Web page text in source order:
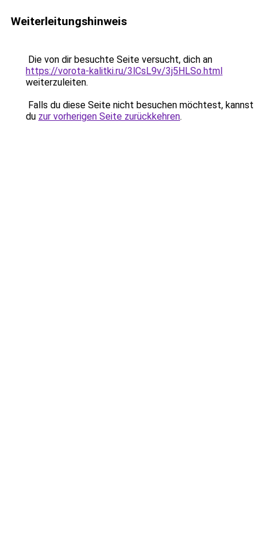
Weiterleitungshinweis
Die von dir besuchte Seite versucht, dich an
https://vorota-kalitki.ru/3lCsL9v/3j5HLSo.html
weiterzuleiten.
Falls du diese Seite nicht besuchen möchtest, kannst
du zur vorherigen Seite zurückkehren.